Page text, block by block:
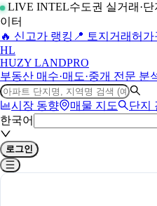
LIVE INTEL수도권 실거래·
이터
🔥 신고가 랭킹 📍 토지거래허가
HL
HUZY LANDPRO
부동산 매수·매도·중개 전문 분
시장 동향 매물 지도 단지
한국어
로그인